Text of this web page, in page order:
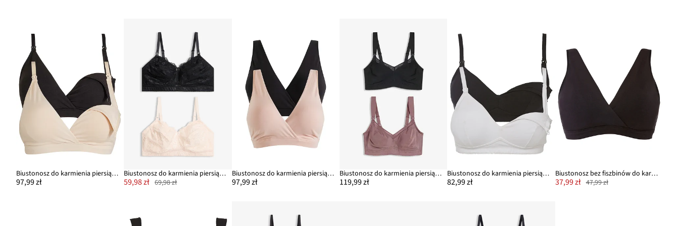
Biustonosz do karmienia piersią, bez fiszbinów, z bawełny organicznej (2 szt.)
97,99 zł
Biustonosz do karmienia piersią, bez fiszbinów, z koronką (2 szt.)
59,98 zł 69,98 zł
Biustonosz do karmienia piersią, bez fiszbinów, z bawełny organicznej (2 szt.)
97,99 zł
Biustonosz do karmienia piersią, bez fiszbinów, z bawełny organicznej (2 szt.)
119,99 zł
Biustonosz do karmienia piersią, bez fiszbinów, z bawełny organicznej (2 szt.)
82,99 zł
Biustonosz bez fiszbinów do karmienia z bawełną organiczną
37,99 zł 47,99 zł